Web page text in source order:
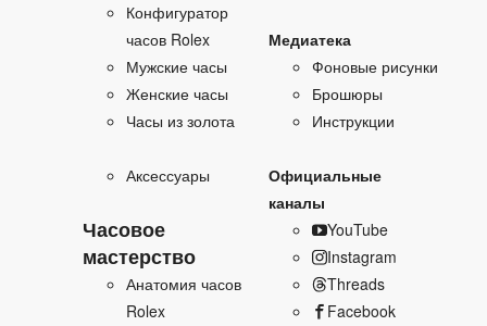
Конфигуратор
часов Rolex
Мужские часы
Женские часы
Часы из золота
Аксессуары
Часовое
мастерство
Анатомия часов
Rolex
Медиатека
Фоновые рисунки
Брошюры
Инструкции
Официальные
каналы
YouTube
Instagram
Threads
Facebook